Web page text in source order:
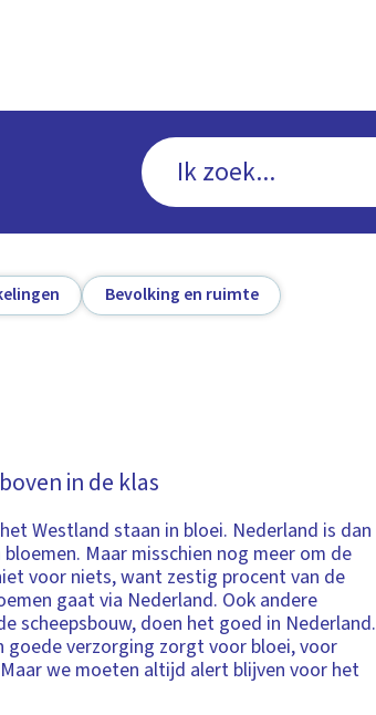
Bevolking en ruimte
in de klas
Westland staan in bloei. Nederland is dan
bloemen. Maar misschien nog meer om de
voor niets, want zestig procent van de
gaat via Nederland. Ook andere
scheepsbouw, doen het goed in Nederland.
goede verzorging zorgt voor bloei, voor
we moeten altijd alert blijven voor het